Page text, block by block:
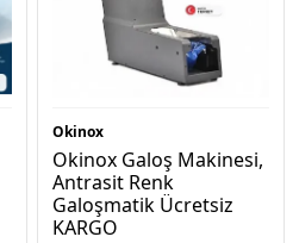
Okinox
Okinox Galoş Makinesi,
Antrasi̇t Renk
Galoşmatik Ücretsi̇z
KARGO